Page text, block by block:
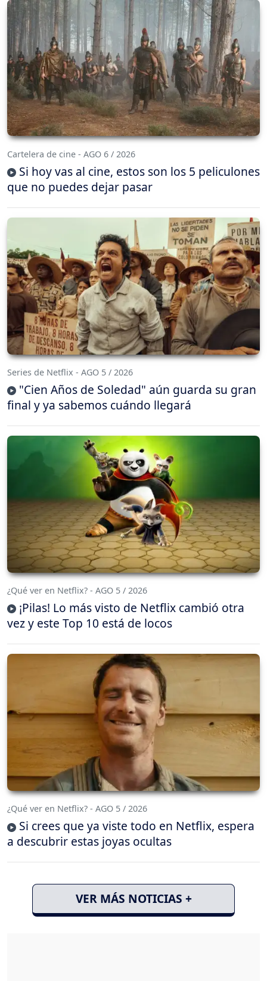
Cartelera de cine - AGO 6 / 2026
Si hoy vas al cine, estos son los 5 peliculones
que no puedes dejar pasar
Series de Netflix - AGO 5 / 2026
"Cien Años de Soledad" aún guarda su gran
final y ya sabemos cuándo llegará
¿Qué ver en Netflix? - AGO 5 / 2026
¡Pilas! Lo más visto de Netflix cambió otra
vez y este Top 10 está de locos
¿Qué ver en Netflix? - AGO 5 / 2026
Si crees que ya viste todo en Netflix, espera
a descubrir estas joyas ocultas
VER MÁS NOTICIAS +